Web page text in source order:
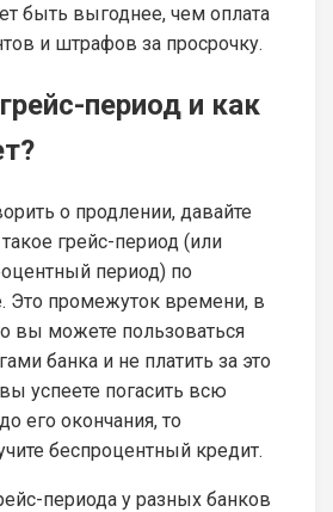
быть выгоднее, чем оплата
и штрафов за просрочку.
период и как
о продлении, давайте
грейс-период (или
период) по
Это промежуток времени, в
вы можете пользоваться
банка и не платить за это
успеете погасить всю
его окончания, то
беспроцентный кредит.
периода у разных банков